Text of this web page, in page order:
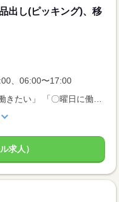
出し(ピッキング)、移
、06:00〜17:00
【自己申告シフト】 「平日だけ働きたい」 「〇曜日に働きたい」 など、働き方は自分で選べます。 曜日・時間についてのご希望も 面談の際に教えてくださいね。 ※こちらは中型以上のお仕事の例です
求人）